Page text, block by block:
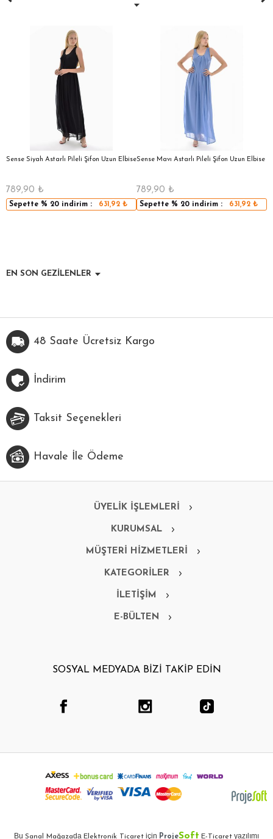
Sense Siyah Astarlı Pileli Şifon Uzun Elbise
789,90 ₺
Sepette % 20 indirim : 631,92₺
Sense Mavı Astarlı Pileli Şifon Uzun Elbise
789,90 ₺
Sepette % 20 indirim : 631,92₺
EN SON GEZİLENLER
48 Saate Ücretsiz Kargo
İndirim
Taksit Seçenekleri
Havale İle Ödeme
ÜYELİK İŞLEMLERİ
KURUMSAL
MÜŞTERİ HİZMETLERİ
KATEGORİLER
İLETİŞİM
E-BÜLTEN
SOSYAL MEDYADA BİZİ TAKİP EDİN
Bu Sanal Mağazada Elektronik Ticaret için ProjeSoft E-Ticaret yazılımı